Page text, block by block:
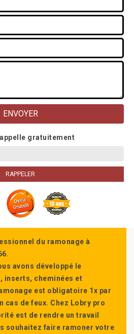
gratuitement
du ramonage à
avons développé le
inserts, cheminées et
est obligatoire 1x par
cas de feux. Chez Lobry pro
est de rendre un travail
souhaitez faire ramoner votre